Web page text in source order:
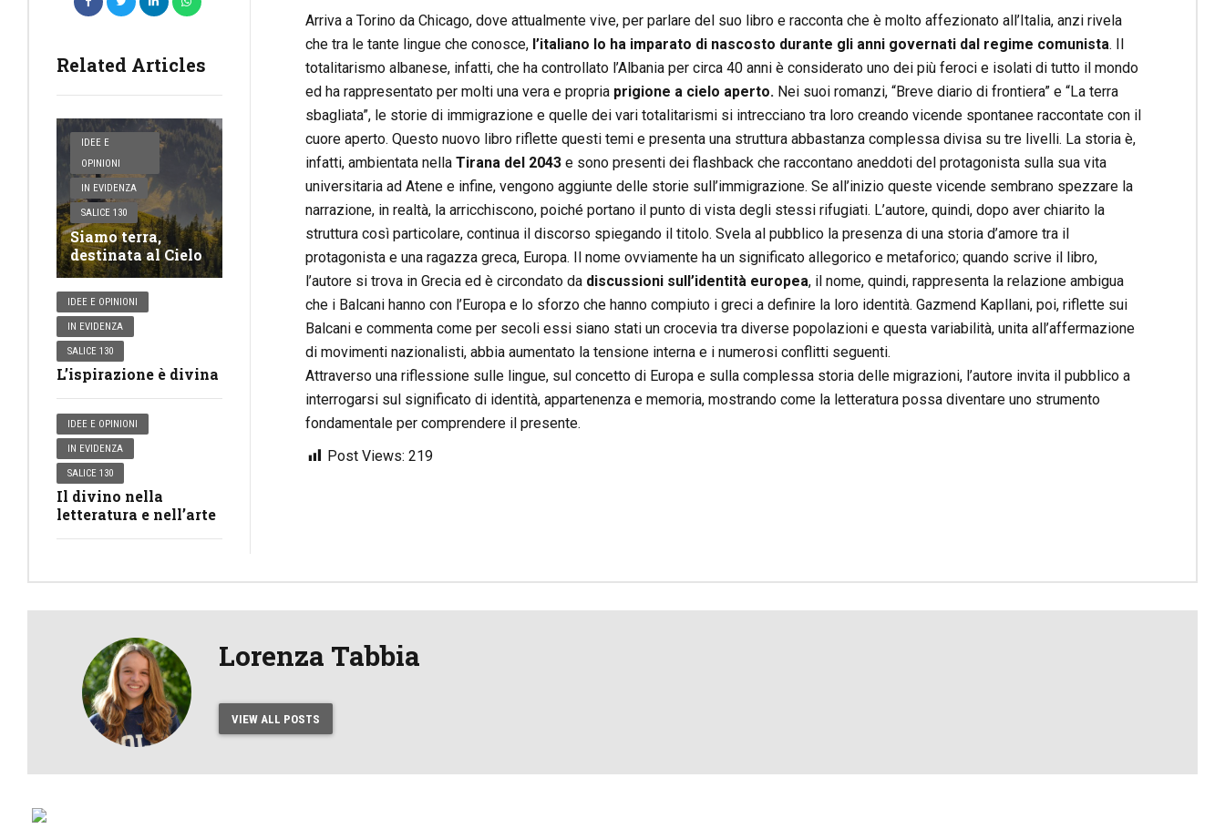
Related Articles
IDEE E
OPINIONI
IN EVIDENZA
SALICE 130
Siamo terra,
destinata al Cielo
IDEE E OPINIONI
IN EVIDENZA
SALICE 130
L’ispirazione è divina
IDEE E OPINIONI
IN EVIDENZA
SALICE 130
Il divino nella
letteratura e nell’arte
Arriva a Torino da Chicago, dove attualmente vive, per parlare del suo libro e racconta che è molto affezionato all’Italia, anzi rivela
che tra le tante lingue che conosce, l’italiano lo ha imparato di nascosto durante gli anni governati dal regime comunista. Il
totalitarismo albanese, infatti, che ha controllato l’Albania per circa 40 anni è considerato uno dei più feroci e isolati di tutto il mondo
ed ha rappresentato per molti una vera e propria prigione a cielo aperto.Nei suoi romanzi, “Breve diario di frontiera” e “La terra
sbagliata”, le storie di immigrazione e quelle dei vari totalitarismi si intrecciano tra loro creando vicende spontanee raccontate con il
cuore aperto. Questo nuovo libro riflette questi temi e presenta una struttura abbastanza complessa divisa su tre livelli. La storia è,
infatti, ambientata nella Tirana del 2043e sono presenti dei flashback che raccontano aneddoti del protagonista sulla sua vita
universitaria ad Atene e infine, vengono aggiunte delle storie sull’immigrazione. Se all’inizio queste vicende sembrano spezzare la
narrazione, in realtà, la arricchiscono, poiché portano il punto di vista degli stessi rifugiati. L’autore, quindi, dopo aver chiarito la
struttura così particolare, continua il discorso spiegando il titolo. Svela al pubblico la presenza di una storia d’amore tra il
protagonista e una ragazza greca, Europa. Il nome ovviamente ha un significato allegorico e metaforico; quando scrive il libro,
l’autore si trova in Grecia ed è circondato da discussioni sull’identità europea, il nome, quindi, rappresenta la relazione ambigua
che i Balcani hanno con l’Europa e lo sforzo che hanno compiuto i greci a definire la loro identità. Gazmend Kapllani, poi, riflette sui
Balcani e commenta come per secoli essi siano stati un crocevia tra diverse popolazioni e questa variabilità, unita all’affermazione
di movimenti nazionalisti, abbia aumentato la tensione interna e i numerosi conflitti seguenti.
Attraverso una riflessione sulle lingue, sul concetto di Europa e sulla complessa storia delle migrazioni, l’autore invita il pubblico a
interrogarsi sul significato di identità, appartenenza e memoria, mostrando come la letteratura possa diventare uno strumento
fondamentale per comprendere il presente.
Post Views: 219
Lorenza Tabbia
VIEW ALL POSTS